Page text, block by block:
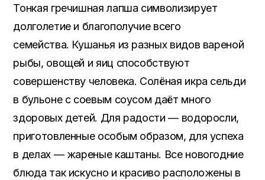
Тонкая гречишная лапша символизирует
долголетие и благополучие всего
семейства. Кушанья из разных видов вареной
рыбы, овощей и яиц способствуют
совершенству человека. Солёная икра сельди
в бульоне с соевым соусом даёт много
здоровых детей. Для радости — водоросли,
приготовленные особым образом, для успеха
в делах — жареные каштаны. Все новогодние
блюда так искусно и красиво расположены в